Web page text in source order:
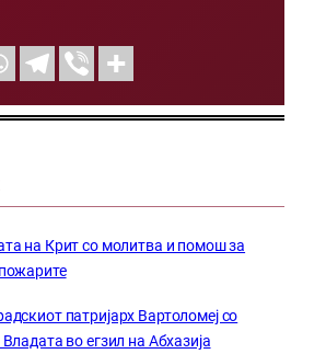
на Крит со молитва и помош за
патријарх Вартоломеј со
во егзил на Абхазија